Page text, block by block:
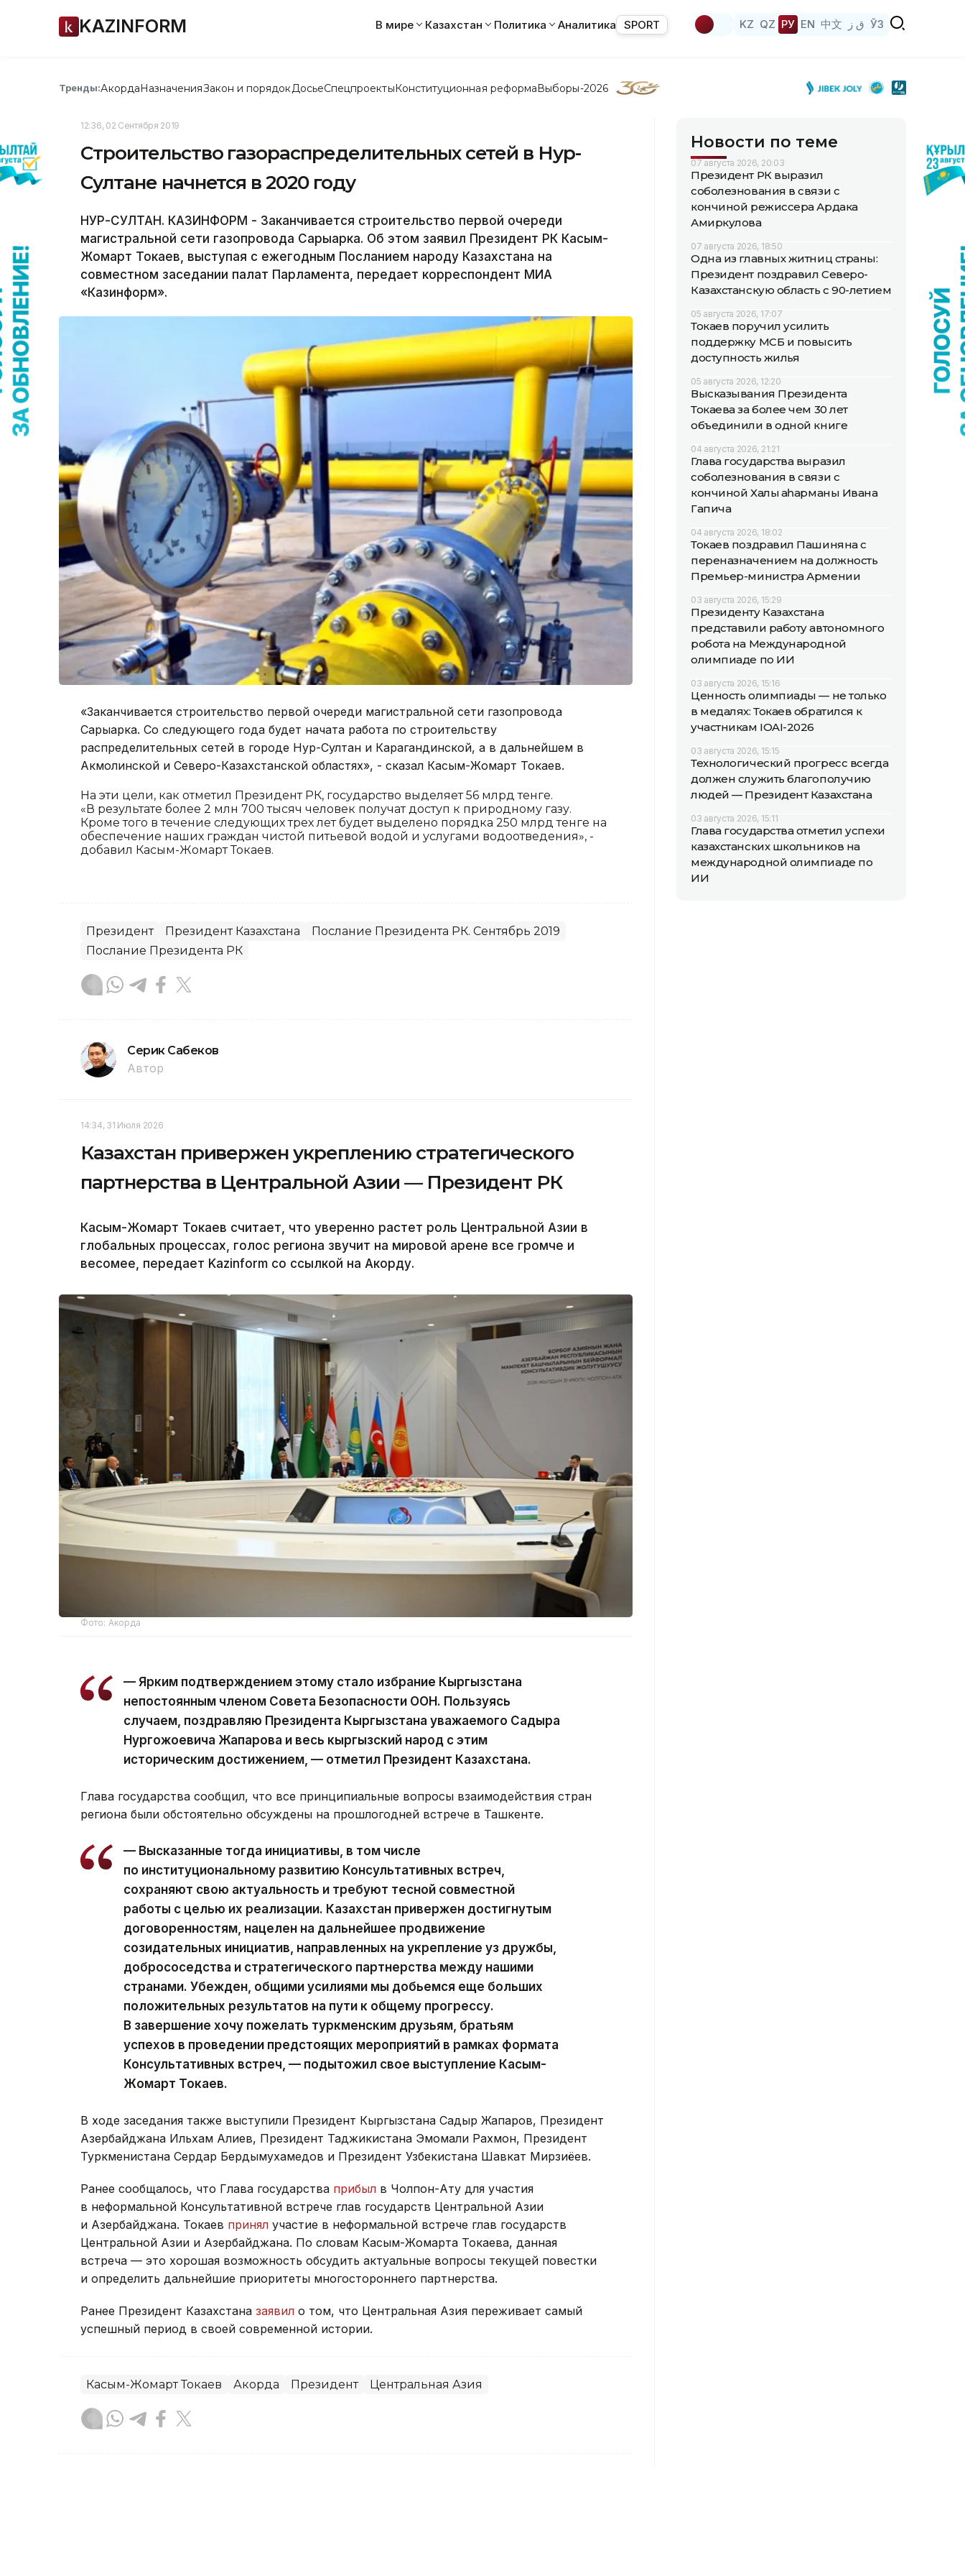
KAZINFORM В мире Казахстан Политика Аналитика SPORT KZ QZ РУ EN 中文 ق ز ЎЗ
Тренды:АкордаНазначенияЗакон и порядок ДосьеСпецпроектыКонституционная реформаВыборы-2026
12:36, 02 Сентября 2019
Строительство газораспределительных сетей в Нур-
Султане начнется в 2020 году
НУР-СУЛТАН. КАЗИНФОРМ - Заканчивается строительство первой очереди
магистральной сети газопровода Сарыарка. Об этом заявил Президент РК Касым-
Жомарт Токаев, выступая с ежегодным Посланием народу Казахстана на
совместном заседании палат Парламента, передает корреспондент МИА
«Казинформ».
«Заканчивается строительство первой очереди магистральной сети газопровода
Сарыарка. Со следующего года будет начата работа по строительству
распределительных сетей в городе Нур-Султан и Карагандинской, а в дальнейшем в
Акмолинской и Северо-Казахстанской областях», - сказал Касым-Жомарт Токаев.
На эти цели, как отметил Президент РК, государство выделяет 56 млрд тенге.
«В результате более 2 млн 700 тысяч человек получат доступ к природному газу.
Кроме того в течение следующих трех лет будет выделено порядка 250 млрд тенге на
обеспечение наших граждан чистой питьевой водой и услугами водоотведения», -
добавил Касым-Жомарт Токаев.
Президент Президент Казахстана
Послание Президента РК. Сентябрь 2019
Послание Президента РК
Серик Сабеков
Автор
14:34, 31 Июля 2026
Казахстан привержен укреплению стратегического
партнерства в Центральной Азии — Президент РК
Касым-Жомарт Токаев считает, что уверенно растет роль Центральной Азии в
глобальных процессах, голос региона звучит на мировой арене все громче и
весомее, передает Kazinform со ссылкой на Акорду.
Фото: Акорда
— Ярким подтверждением этому стало избрание Кыргызстана
непостоянным членом Совета Безопасности ООН. Пользуясь
случаем, поздравляю Президента Кыргызстана уважаемого Садыра
Нургожоевича Жапарова и весь кыргызский народ с этим
историческим достижением, — отметил Президент Казахстана.
Глава государства сообщил, что все принципиальные вопросы взаимодействия стран
региона были обстоятельно обсуждены на прошлогодней встрече в Ташкенте.
— Высказанные тогда инициативы, в том числе
по институциональному развитию Консультативных встреч,
сохраняют свою актуальность и требуют тесной совместной
работы с целью их реализации. Казахстан привержен достигнутым
договоренностям, нацелен на дальнейшее продвижение
созидательных инициатив, направленных на укрепление уз дружбы,
добрососедства и стратегического партнерства между нашими
странами. Убежден, общими усилиями мы добьемся еще больших
положительных результатов на пути к общему прогрессу.
В завершение хочу пожелать туркменским друзьям, братьям
успехов в проведении предстоящих мероприятий в рамках формата
Консультативных встреч, — подытожил свое выступление Касым-
Жомарт Токаев.
В ходе заседания также выступили Президент Кыргызстана Садыр Жапаров, Президент
Азербайджана Ильхам Алиев, Президент Таджикистана Эмомали Рахмон, Президент
Туркменистана Сердар Бердымухамедов и Президент Узбекистана Шавкат Мирзиёев.
Ранее сообщалось, что Глава государства прибыл в Чолпон-Ату для участия
в неформальной Консультативной встрече глав государств Центральной Азии
и Азербайджана. Токаев принял участие в неформальной встрече глав государств
Центральной Азии и Азербайджана. По словам Касым-Жомарта Токаева, данная
встреча — это хорошая возможность обсудить актуальные вопросы текущей повестки
и определить дальнейшие приоритеты многостороннего партнерства.
Ранее Президент Казахстана заявил о том, что Центральная Азия переживает самый
успешный период в своей современной истории.
Касым-Жомарт Токаев Акорда Президент Центральная Азия
Новости по теме
07 августа 2026, 20:03
Президент РК выразил
соболезнования в связи с
кончиной режиссера Ардака
Амиркулова
07 августа 2026, 18:50
Одна из главных житниц страны:
Президент поздравил Северо-
Казахстанскую область с 90-летием
05 августа 2026, 17:07
Токаев поручил усилить
поддержку МСБ и повысить
доступность жилья
05 августа 2026, 12:20
Высказывания Президента
Токаева за более чем 30 лет
объединили в одной книге
04 августа 2026, 21:21
Глава государства выразил
соболезнования в связи с
кончиной Халық қаһарманы Ивана
Гапича
04 августа 2026, 18:02
Токаев поздравил Пашиняна с
переназначением на должность
Премьер-министра Армении
03 августа 2026, 15:29
Президенту Казахстана
представили работу автономного
робота на Международной
олимпиаде по ИИ
03 августа 2026, 15:16
Ценность олимпиады — не только
в медалях: Токаев обратился к
участникам IOAI-2026
03 августа 2026, 15:15
Технологический прогресс всегда
должен служить благополучию
людей — Президент Казахстана
03 августа 2026, 15:11
Глава государства отметил успехи
казахстанских школьников на
международной олимпиаде по
ИИ